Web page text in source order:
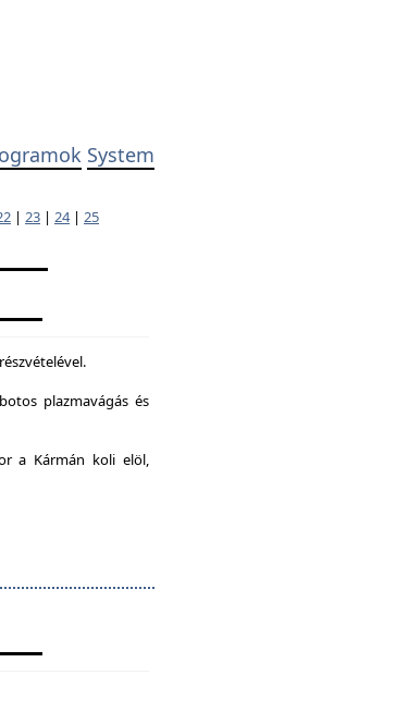
System
| 23 | 24| 25
plazmavágás és
a Kármán koli elöl,